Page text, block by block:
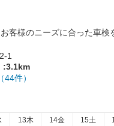
客様のニーズに合った車検
1
:3.1km
（44件）
13木 14金 15土